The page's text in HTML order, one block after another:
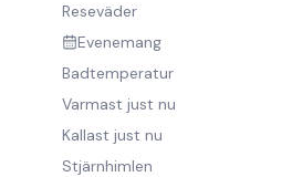
Reseväder
Evenemang
Badtemperatur
Varmast just nu
Kallast just nu
Stjärnhimlen